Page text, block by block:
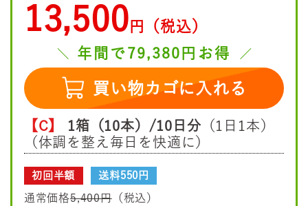
13,500 円（税込）
年間で79,380円お得
買い物カゴに入れる
【C】 1箱（10本）/10日分 （1日1本）
（体調を整え毎日を快適に）
初回半額 送料550円
通常価格5,400円（税込）